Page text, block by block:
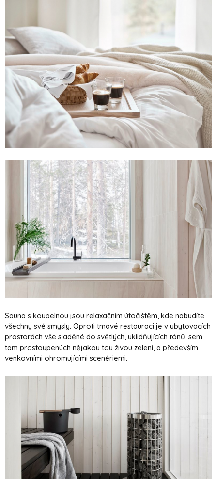
Sauna s koupelnou jsou relaxačním útočištěm, kde nabudíte
všechny své smysly. Oproti tmavé restauraci je v ubytovacích
prostorách vše sladěné do světlých, uklidňujících tónů, sem
tam prostoupených nějakou tou živou zelení, a především
venkovními ohromujícími scenériemi.